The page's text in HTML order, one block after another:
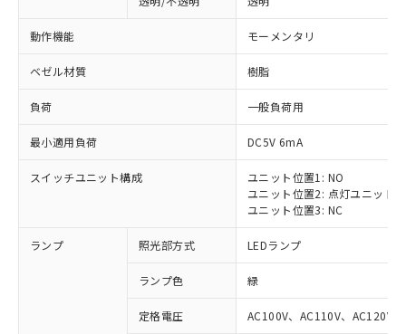
動作機能 モーメンタリ
ベゼル材質 樹脂
負荷 一般負荷用
最小適用負荷 DC5V 6mA
スイッチユニット構成
ユニット位置1: NO
ユニット位置2: 点灯ユニット
ユニット位置3: NC
ランプ 照光部方式 LEDランプ
ランプ色 緑
定格電圧 AC100V、AC110V、AC120V